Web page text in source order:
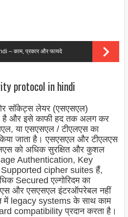
– काम, प्रकार और फायदे
protocol in hindi
सॉकेट्स लेयर (एसएसएल)
है और इसे काफी हद तक अलग कर
या एसएसएल / टीएलएस का
जाता है। एसएसएल और टीएलएस
को अधिक सुरक्षित और कुशल
Authentication, Key
cipher suites हैं,
Secured एल्गोरिदम का
और एसएसएल इंटरऑपरेबल नहीं
में legacy systems के साथ काम
compatibility प्रदान करता है।